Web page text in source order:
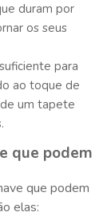
duram por
os seus
para
ao toque de
um tapete
que podem
que podem
elas: